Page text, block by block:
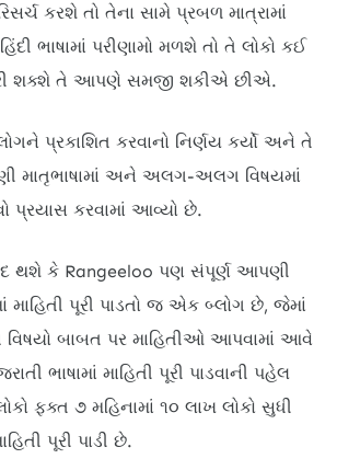
કરશે તો તેના સામે પ્રબળ માત્રામાં
ભાષામાં પરીણામો મળશે તો તે લોકો કઈ
શક્શે તે આપણે સમજી શકીએ છીએ.
પ્રકાશિત કરવાનો નિર્ણય કર્યો અને તે
માતૃભાષામાં અને અલગ-અલગ વિષયમાં
પ્રયાસ કરવામાં આવ્યો છે.
થશે કે Rangeeloo પણ સંપૂર્ણ આપણી
માહિતી પૂરી પાડતો જ એક બ્લોગ છે, જેમાં
બાબત પર માહિતીઓ આપવામાં આવે
ભાષામાં માહિતી પૂરી પાડવાની પહેલ
ફક્ત ૭ મહિનામાં ૧૦ લાખ લોકો સુધી
પૂરી પાડી છે.